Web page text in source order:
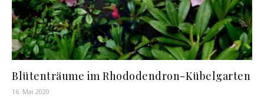
Blütenträume im Rhododendron-Kübelgarten
16. Mai 2020